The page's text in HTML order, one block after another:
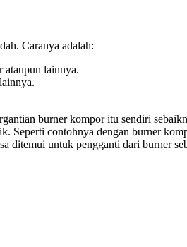
Caranya adalah:
ataupun lainnya.
burner kompor itu sendiri
Seperti contohnya dengan burner
ditemui untuk pengganti dari burner